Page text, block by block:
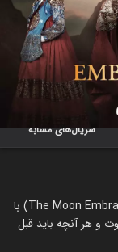
سریال‌های مشابه
تماشای سریال افسانه خورشید و ماه (The Moon Embracing the Sun) با
و هر آنچه باید قبل